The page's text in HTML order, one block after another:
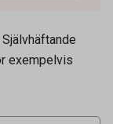
exempelvis
57030012